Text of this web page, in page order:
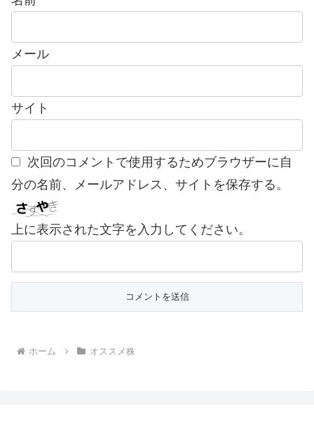
メール
サイト
次回のコメントで使用するためブラウザーに自
分の名前、メールアドレス、サイトを保存する。
上に表示された文字を入力してください。
ホーム オススメ株